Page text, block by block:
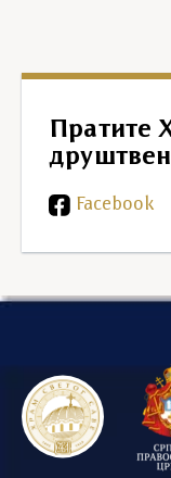
Пратите
Facebook